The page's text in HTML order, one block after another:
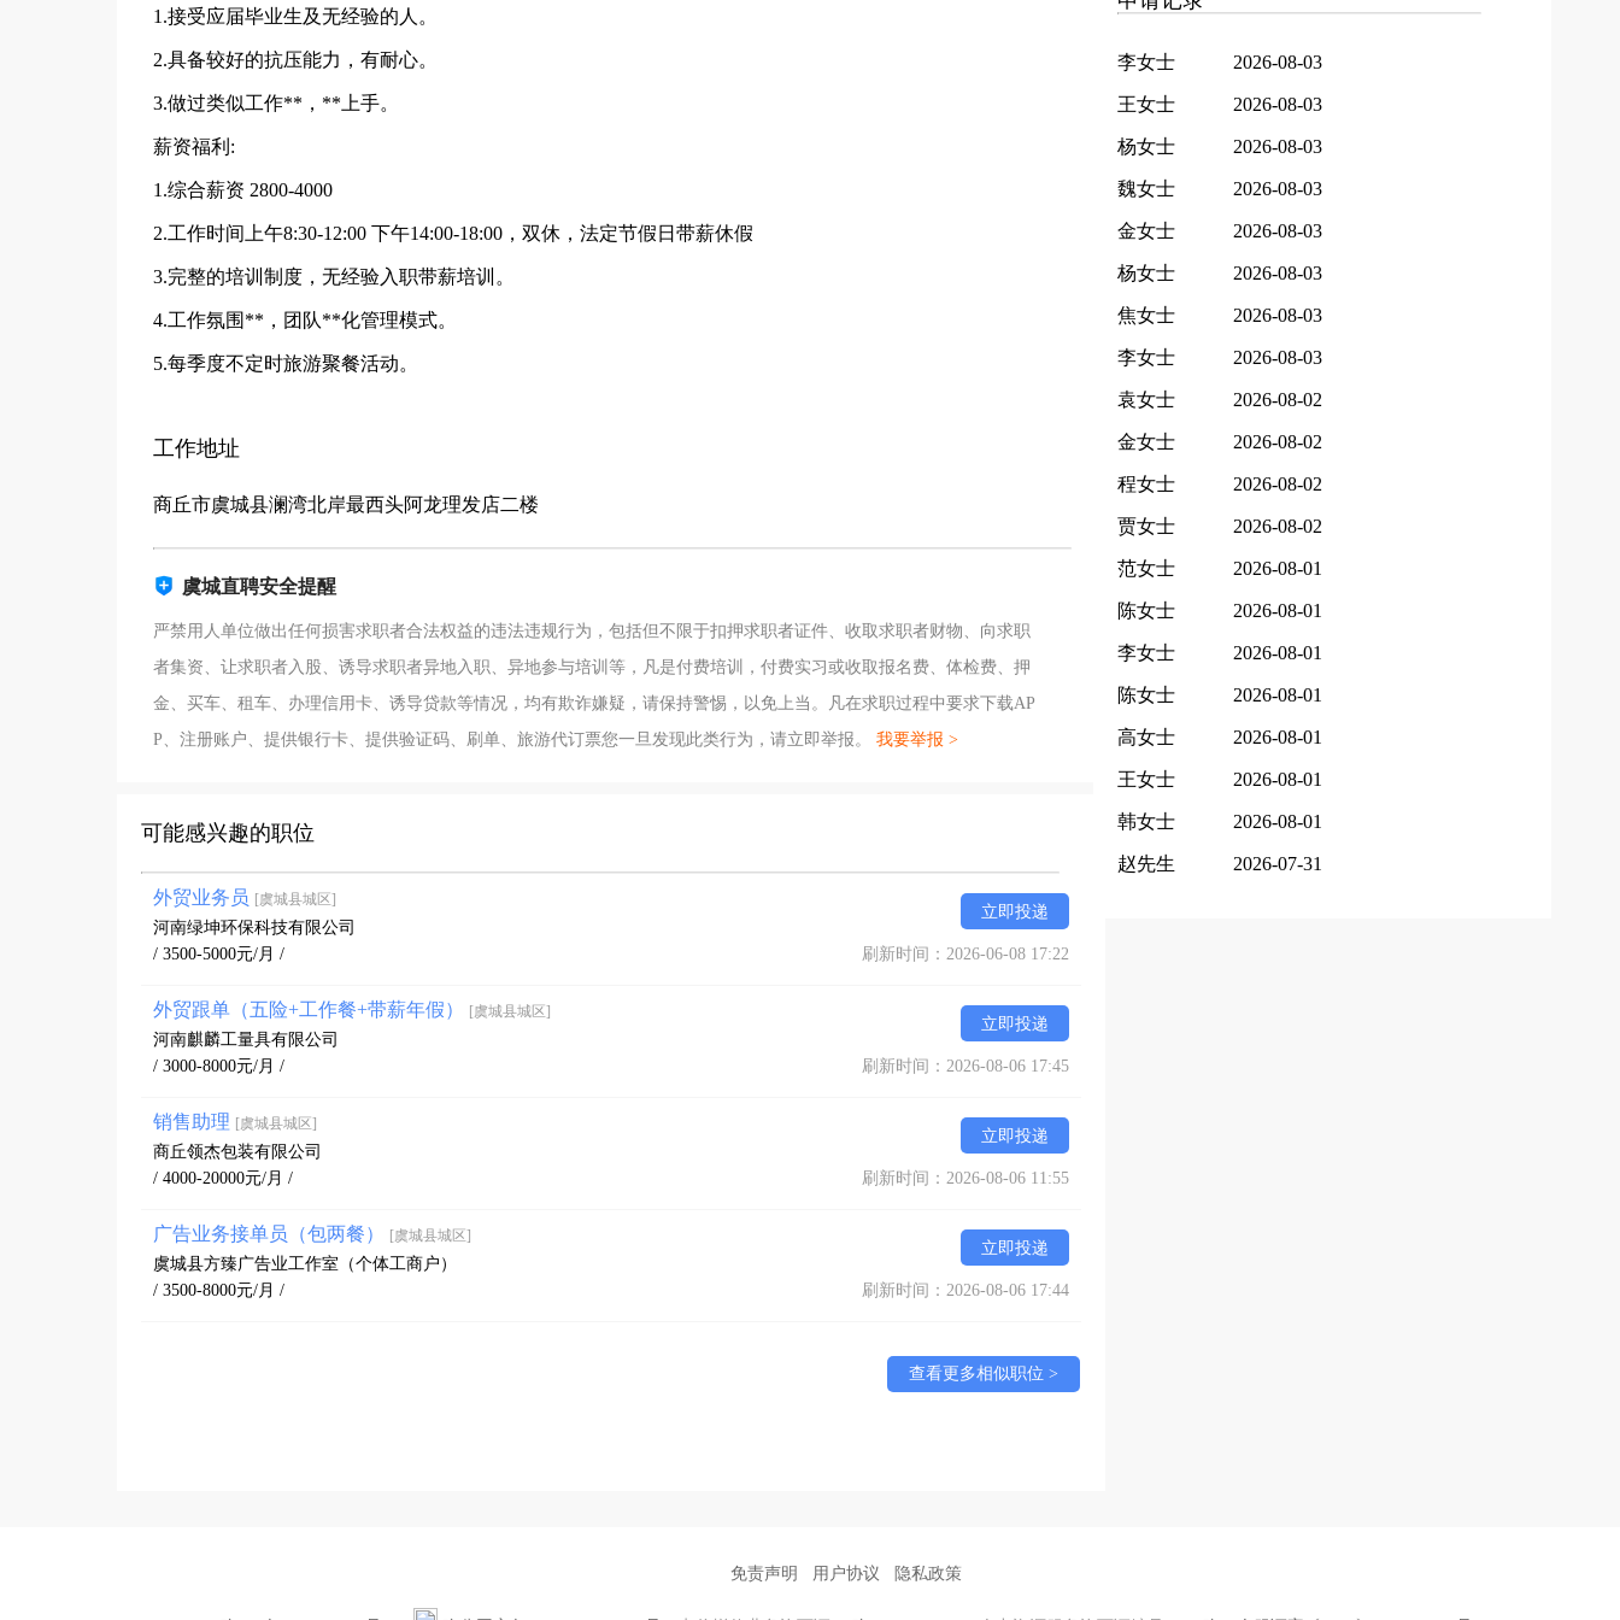
1.接受应届毕业生及无经验的人。
2.具备较好的抗压能力，有耐心。
3.做过类似工作**，**上手。
薪资福利:
1.综合薪资 2800-4000
2.工作时间上午8:30-12:00 下午14:00-18:00，双休，法定节假日带薪休假
3.完整的培训制度，无经验入职带薪培训。
4.工作氛围**，团队**化管理模式。
5.每季度不定时旅游聚餐活动。
工作地址
商丘市虞城县澜湾北岸最西头阿龙理发店二楼
虞城直聘安全提醒
严禁用人单位做出任何损害求职者合法权益的违法违规行为，包括但不限于扣押求职者证件、收取求职者财物、向求职
者集资、让求职者入股、诱导求职者异地入职、异地参与培训等，凡是付费培训，付费实习或收取报名费、体检费、押
金、买车、租车、办理信用卡、诱导贷款等情况，均有欺诈嫌疑，请保持警惕，以免上当。凡在求职过程中要求下载AP
P、注册账户、提供银行卡、提供验证码、刷单、旅游代订票您一旦发现此类行为，请立即举报。 我要举报 >
可能感兴趣的职位
外贸业务员 [虞城县城区]
立即投递
河南绿坤环保科技有限公司
/ 3500-5000元/月 /
刷新时间：2026-06-08 17:22
外贸跟单（五险+工作餐+带薪年假） [虞城县城区]
立即投递
河南麒麟工量具有限公司
/ 3000-8000元/月 /
刷新时间：2026-08-06 17:45
销售助理 [虞城县城区]
立即投递
商丘领杰包装有限公司
/ 4000-20000元/月 /
刷新时间：2026-08-06 11:55
广告业务接单员（包两餐） [虞城县城区]
立即投递
虞城县方臻广告业工作室（个体工商户）
/ 3500-8000元/月 /
刷新时间：2026-08-06 17:44
查看更多相似职位 >
李女士 2026-08-03
王女士 2026-08-03
杨女士 2026-08-03
魏女士 2026-08-03
金女士 2026-08-03
杨女士 2026-08-03
焦女士 2026-08-03
李女士 2026-08-03
袁女士 2026-08-02
金女士 2026-08-02
程女士 2026-08-02
贾女士 2026-08-02
范女士 2026-08-01
陈女士 2026-08-01
李女士 2026-08-01
陈女士 2026-08-01
高女士 2026-08-01
王女士 2026-08-01
韩女士 2026-08-01
赵先生 2026-07-31
免责声明 用户协议 隐私政策